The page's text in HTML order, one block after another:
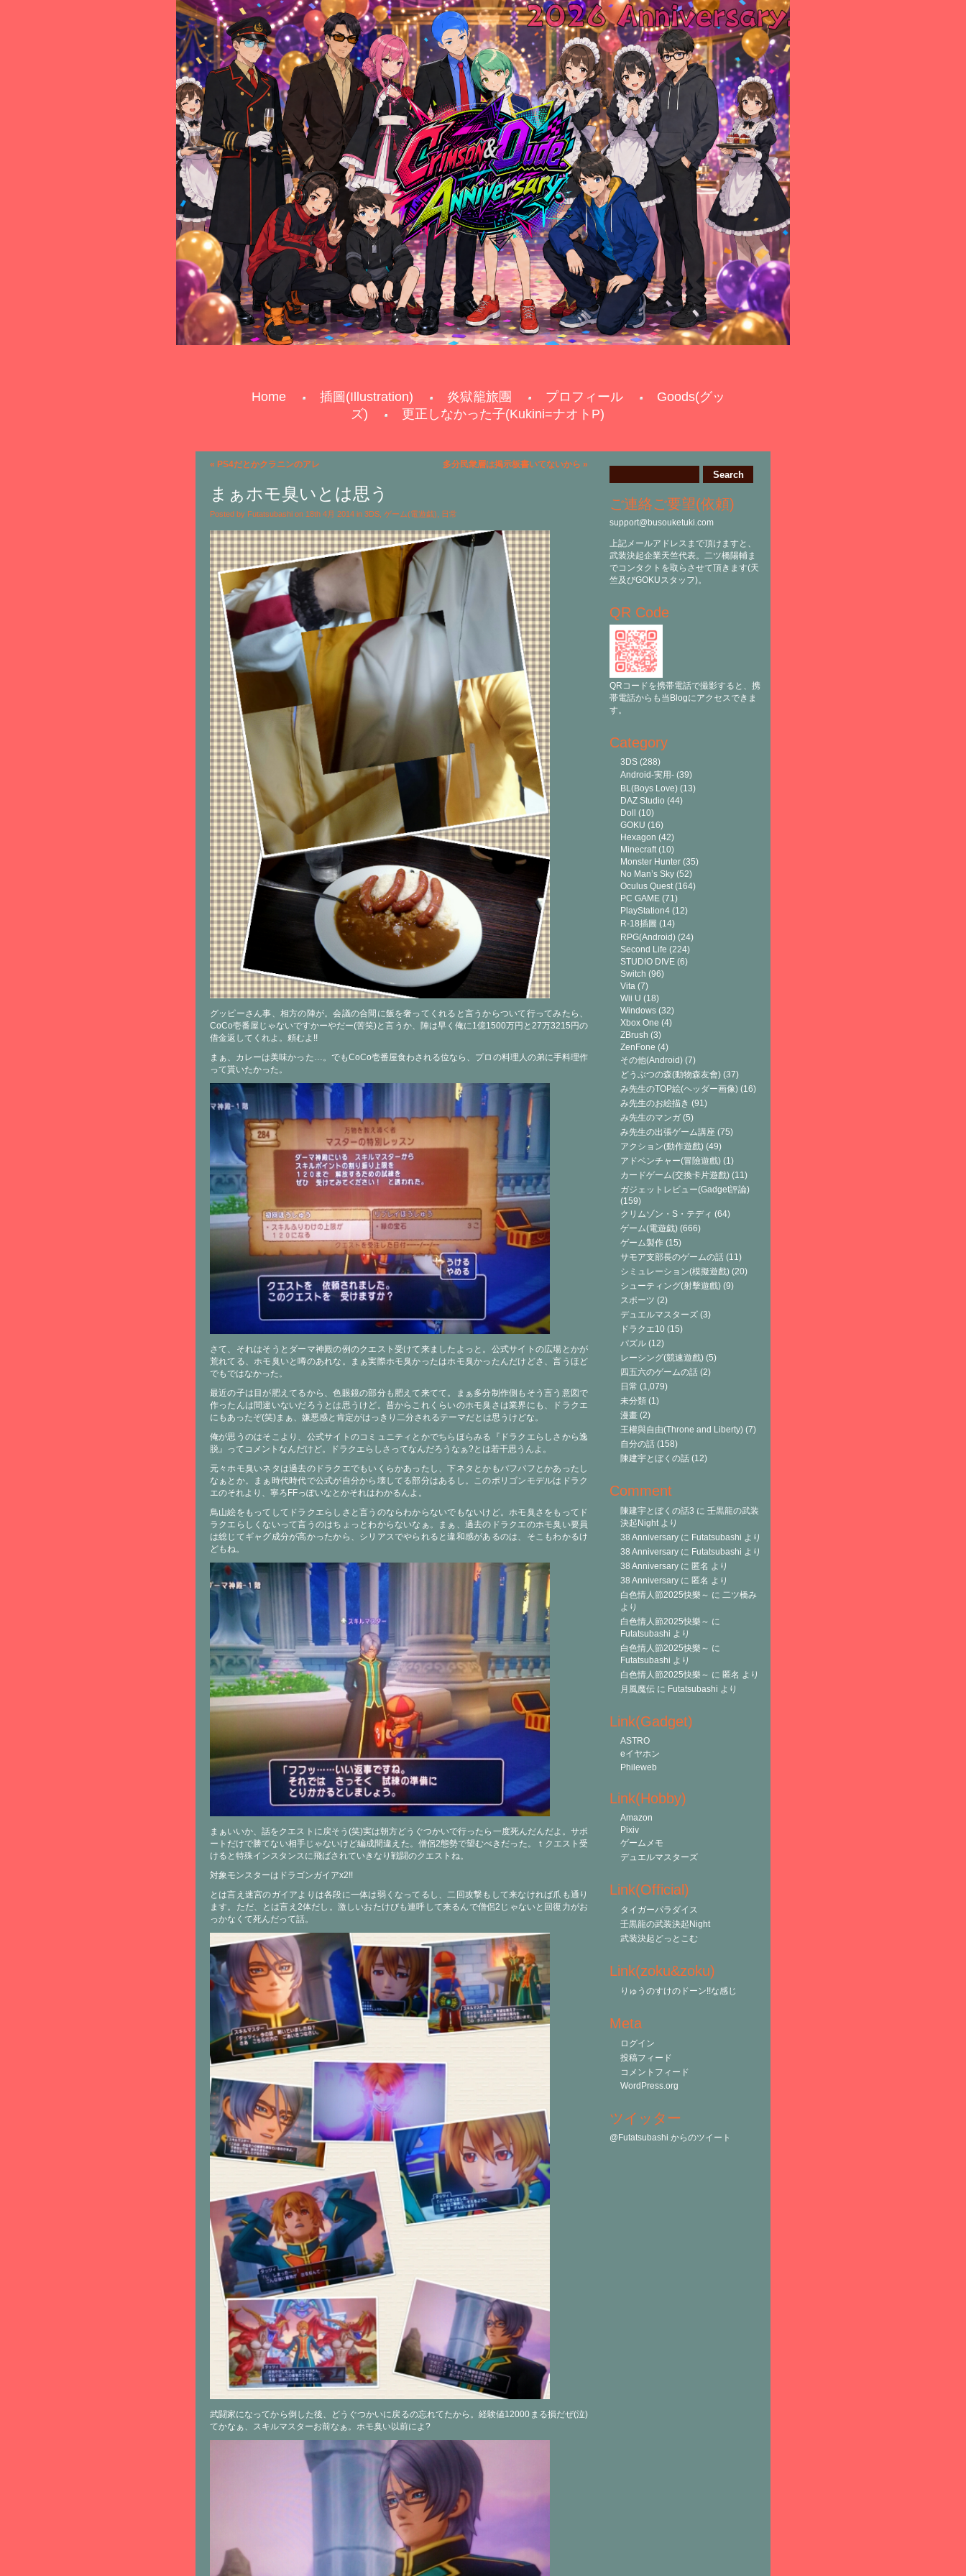
Home 插圖(Illustration) 炎獄籠旅團 プロフィール
Goods(グッ
ズ)
更正しなかった子(Kukini=ナオトP)
« PS4だとかクラニンのアレ 多分民衆層は掲示板書いてないから »
まぁホモ臭いとは思う
Posted by Futatsubashi on 18th 4月 2014 in 3DS ゲーム(電遊戯) 日常
グッピーさん事、相方の陣が。会議の合間に飯を奢ってくれると言うからついて行ってみたら、
CoCo壱番屋じゃないですかーやだー(苦笑)と言うか、陣は早く俺に1億1500万円と27万3215円の
借金返してくれよ。頼むよ!!
まぁ、カレーは美味かった…。でもCoCo壱番屋食わされる位なら、プロの料理人の弟に手料理作
って貰いたかった。
さて、それはそうとダーマ神殿の例のクエスト受けて来ましたよっと。公式サイトの広場とかが
荒れてる、ホモ臭いと噂のあれな。まぁ実際ホモ臭かったはホモ臭かったんだけどさ、言うほど
でもではなかった。
最近の子は目が肥えてるから、色眼鏡の部分も肥えて来てて。まぁ多分制作側もそう言う意図で
作ったんは間違いないだろうとは思うけど。昔からこれくらいのホモ臭さは業界にも、ドラクエ
にもあったぞ(笑)まぁ、嫌悪感と肯定がはっきり二分されるテーマだとは思うけどな。
俺が思うのはそこより、公式サイトのコミュニティとかでちらほらみる『ドラクエらしさから逸
脱』ってコメントなんだけど。ドラクエらしさってなんだろうなぁ?とは若干思うんよ。
元々ホモ臭いネタは過去のドラクエでもいくらかあったし、下ネタとかもパフパフとかあったし
なぁとか。まぁ時代時代で公式が自分から壊してる部分はあるし。このポリゴンモデルはドラク
エのそれより、寧ろFFっぽいなとかそれはわかるんよ。
鳥山絵をもってしてドラクエらしさと言うのならわからないでもないけど。ホモ臭さをもってド
ラクエらしくないって言うのはちょっとわからないなぁ。まぁ、過去のドラクエのホモ臭い要員
は総じてギャグ成分が高かったから、シリアスでやられると違和感があるのは、そこもわかるけ
どもね。
まぁいいか、話をクエストに戻そう(笑)実は朝方どうぐつかいで行ったら一度死んだんだよ。サポ
ートだけで勝てない相手じゃないけど編成間違えた。僧侶2態勢で望むべきだった。ｔクエスト受
けると特殊インスタンスに飛ばされていきなり戦闘のクエストね。
対象モンスターはドラゴンガイアx2!!
とは言え迷宮のガイアよりは各段に一体は弱くなってるし、二回攻撃もして来なければ爪も通り
ます。ただ、とは言え2体だし。激しいおたけびも連呼して来るんで僧侶2じゃないと回復力がお
っかなくて死んだって話。
武闘家になってから倒した後、どうぐつかいに戻るの忘れてたから。経験値12000まる損だぜ(泣)
てかなぁ、スキルマスターお前なぁ。ホモ臭い以前によ?
ご連絡ご要望(依頼)
support@busouketuki.com
上記メールアドレスまで頂けますと、
武装決起企業天竺代表。二ツ橋陽輔ま
でコンタクトを取らさせて頂きます(天
竺及びGOKUスタッフ)。
QR Code
QRコードを携帯電話で撮影すると、携
帯電話からも当Blogにアクセスできま
す。
Category
3DS (288)
Android-実用- (39)
BL(Boys Love) (13)
DAZ Studio (44)
Doll
(10)
GOKU (16)
Hexagon (42)
Minecraft(10)
Monster Hunter (35)
No Man’s Sky (52)
Oculus Quest(164)
PC GAME (71)
PlayStation4 (12)
R-18插圖 (14)
RPG(Android) (24)
Second Life (224)
STUDIO DIVE (6)
Switch (96)
Vita (7)
Wii U (18)
Windows (32)
Xbox One (4)
ZBrush (3)
ZenFone (4)
その他(Android) (7)
どうぶつの森(動物森友會) (37)
み先生のTOP絵(ヘッダー画像) (16)
み先生のお絵描き (91)
み先生のマンガ (5)
み先生の出張ゲーム講座 (75)
アクション(動作遊戲) (49)
アドベンチャー(冒險遊戲) (1)
カードゲーム(交換卡片遊戲) (11)
ガジェットレビュー(Gadget評論)
(159)
クリムゾン・S・テディ (64)
ゲーム(電遊戯) (666)
ゲーム製作 (15)
サモア支部長のゲームの話 (11)
シミュレーション(模擬遊戲) (20)
シューティング(射擊遊戲) (9)
スポーツ (2)
デュエルマスターズ (3)
ドラクエ10 (15)
パズル (12)
レーシング(競速遊戲) (5)
四五六のゲームの話 (2)
日常 (1,079)
未分類 (1)
漫畫 (2)
王權與自由(Throne and Liberty) (7)
自分の話 (158)
陳建宇とぼくの話 (12)
Comment
陳建宇とぼくの話3 に 壬黒龍の武装
決起Nightより
38 Anniversary に Futatsubashi より
38 Anniversary に Futatsubashi より
38 Anniversary に 匿名 より
38 Anniversary に 匿名 より
白色情人節2025快樂～ に 二ツ橋み
より
白色情人節2025快樂～ に
Futatsubashi より
白色情人節2025快樂～ に
Futatsubashi より
白色情人節2025快樂～ に 匿名 より
月風魔伝 に Futatsubashi より
Link(Gadget)
ASTRO
eイヤホン
Phileweb
Link(Hobby)
Amazon
Pixiv
ゲームメモ
デュエルマスターズ
Link(Official)
タイガーパラダイス
壬黒龍の武装決起Night
武装決起どっとこむ
Link(zoku&zoku)
りゅうのすけのドーン!!な感じ
Meta
ログイン
投稿フィード
コメントフィード
WordPress.org
ツイッター
@Futatsubashi からのツイート